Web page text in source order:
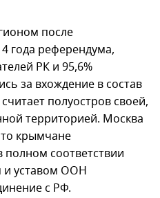
после
года референдума,
РК и 95,6%
за вхождение в состав
полуостров своей,
территорией. Москва
крымчане
соответствии
и уставом ООН
с РФ.